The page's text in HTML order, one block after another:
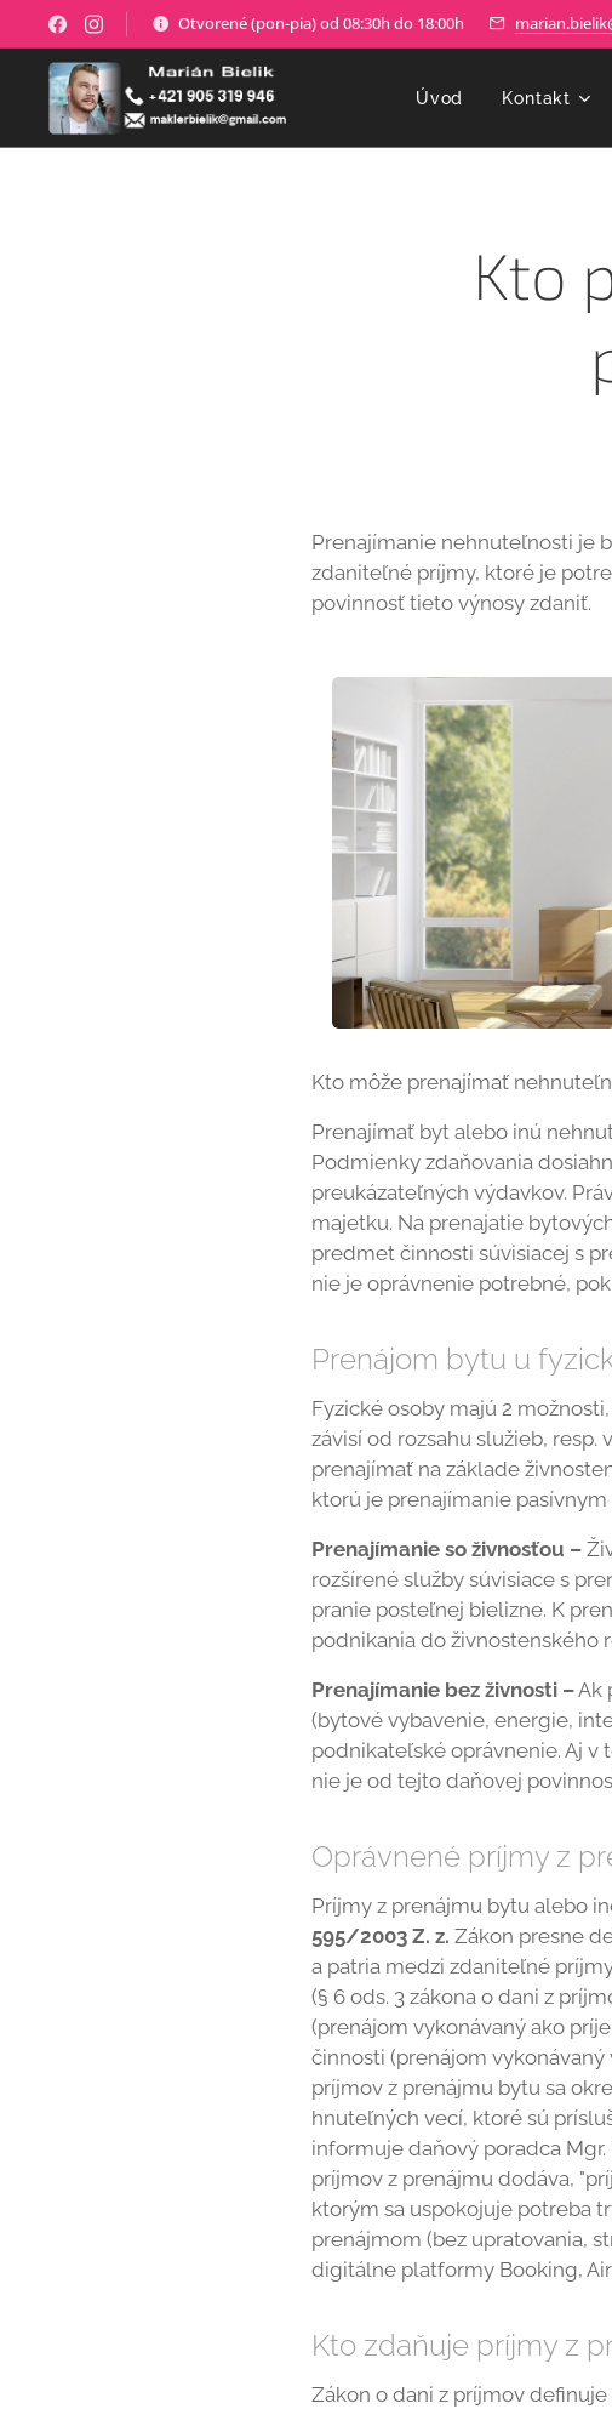
Otvorené (pon-pia) od 08:30h do 18:00h
Úvod Kontakt
Kto
Prenajímanie nehnuteľnosti je
zdaniteľné príjmy, ktoré je
povinnosť tieto výnosy zdaniť.
Kto môže prenajímať
Prenajímať byt alebo inú
Podmienky zdaňovania
preukázateľných výdavkov.
majetku. Na prenajatie
predmet činnosti súvisiacej s
nie je oprávnenie potrebné,
Prenájom bytu u
Fyzické osoby majú 2
závisí od rozsahu služieb,
prenajímať na základe
ktorú je prenajímanie
Prenajímanie so živnosťou –
rozšírené služby súvisiace s
pranie posteľnej bielizne. K
podnikania do živnostenského
Prenajímanie bez živnosti –Ak
(bytové vybavenie, energie,
podnikateľské oprávnenie. Aj
nie je od tejto daňovej
Oprávnené príjmy z
Príjmy z prenájmu bytu alebo
595/2003 Z. z. Zákon presne
a patria medzi zdaniteľné
(§ 6 ods. 3 zákona o dani z
(prenájom vykonávaný ako
činnosti (prenájom vykonávaný
príjmov z prenájmu bytu sa
hnuteľných vecí, ktoré sú
informuje daňový poradca Mgr.
príjmov z prenájmu dodáva,
ktorým sa uspokojuje potreba
prenájmom (bez upratovania,
digitálne platformy Booking,
Kto zdaňuje príjmy z
Zákon o dani z príjmov